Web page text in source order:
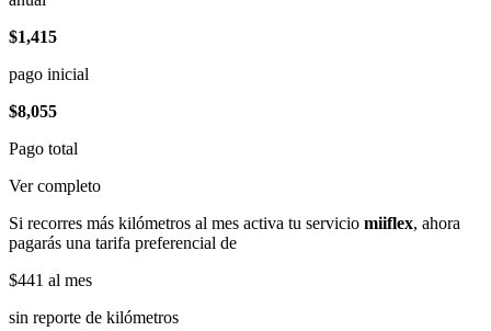
$1,415
pago inicial
$8,055
Pago total
Ver completo
Si recorres más kilómetros al mes activa tu servicio miiflex, ahora
pagarás una tarifa preferencial de
$441 al mes
sin reporte de kilómetros